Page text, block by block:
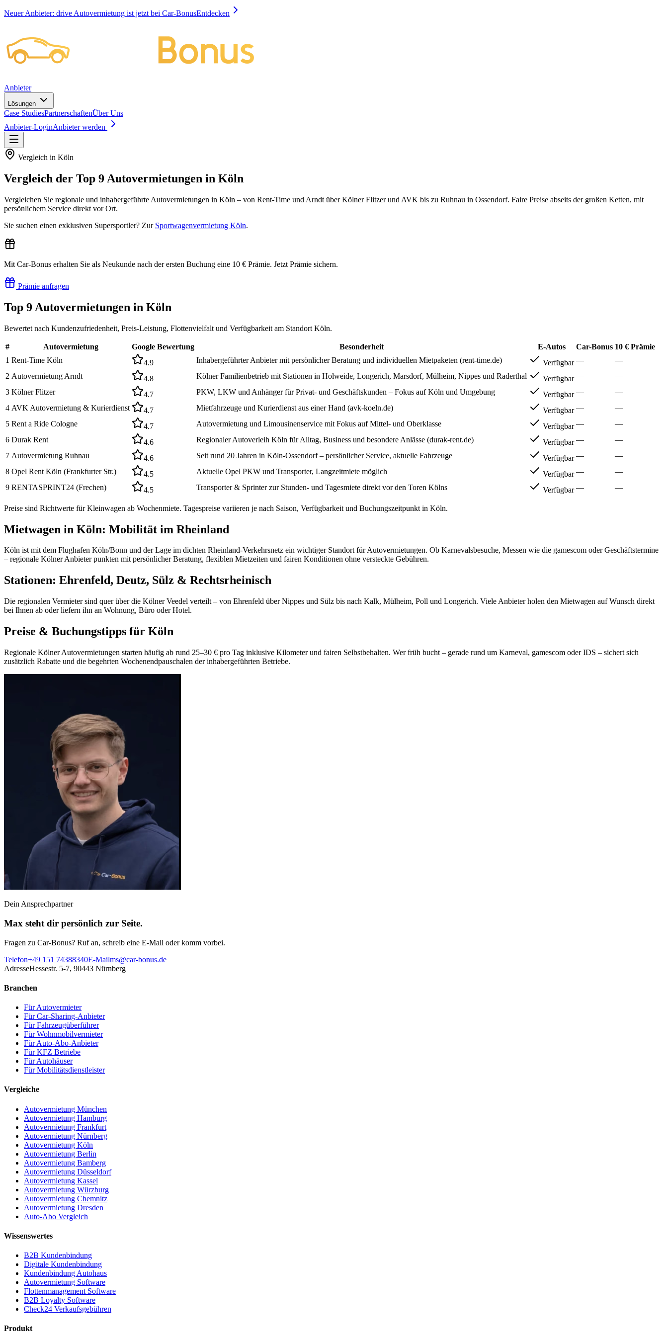
Neuer Anbieter: drive Autovermietung ist jetzt bei Car-BonusEntdecken
Anbieter
Lösungen
Case StudiesPartnerschaftenÜber Uns
Anbieter-LoginAnbieter werden
Vergleich in Köln
Vergleich der Top 9 Autovermietungen in Köln
Vergleichen Sie regionale und inhabergeführte Autovermietungen in Köln – von Rent-Time und Arndt über Kölner Flitzer und AVK bis zu Ruhnau in Ossendorf. Faire Preise abseits der großen Ketten, mit
persönlichem Service direkt vor Ort.
Sie suchen einen exklusiven Supersportler? Zur Sportwagenvermietung Köln.
Mit Car-Bonus erhalten Sie als Neukunde nach der ersten Buchung eine 10 € Prämie. Jetzt Prämie sichern.
Prämie anfragen
Top 9 Autovermietungen in Köln
Bewertet nach Kundenzufriedenheit, Preis-Leistung, Flottenvielfalt und Verfügbarkeit am Standort Köln.
# Autovermietung Google Bewertung Besonderheit E-Autos Car-Bonus 10 € Prämie
1 Rent-Time Köln 4.9 Inhabergeführter Anbieter mit persönlicher Beratung und individuellen Mietpaketen (rent-time.de) Verfügbar —
—
2 Autovermietung Arndt 4.8 Kölner Familienbetrieb mit Stationen in Holweide, Longerich, Marsdorf, Mülheim, Nippes und Raderthal Verfügbar —
—
3 Kölner Flitzer 4.7 PKW, LKW und Anhänger für Privat- und Geschäftskunden – Fokus auf Köln und Umgebung Verfügbar —
—
4 AVK Autovermietung & Kurierdienst 4.7 Mietfahrzeuge und Kurierdienst aus einer Hand (avk-koeln.de) Verfügbar —
—
5 Rent a Ride Cologne 4.7 Autovermietung und Limousinenservice mit Fokus auf Mittel- und Oberklasse Verfügbar —
—
6 Durak Rent 4.6 Regionaler Autoverleih Köln für Alltag, Business und besondere Anlässe (durak-rent.de) Verfügbar —
—
7 Autovermietung Ruhnau 4.6 Seit rund 20 Jahren in Köln-Ossendorf – persönlicher Service, aktuelle Fahrzeuge Verfügbar —
—
8 Opel Rent Köln (Frankfurter Str.) 4.5 Aktuelle Opel PKW und Transporter, Langzeitmiete möglich Verfügbar —
—
9 RENTASPRINT24 (Frechen) 4.5 Transporter & Sprinter zur Stunden- und Tagesmiete direkt vor den Toren Kölns Verfügbar — —
Preise sind Richtwerte für Kleinwagen ab Wochenmiete. Tagespreise variieren je nach Saison, Verfügbarkeit und Buchungszeitpunkt in Köln.
Mietwagen in Köln: Mobilität im Rheinland
Köln ist mit dem Flughafen Köln/Bonn und der Lage im dichten Rheinland-Verkehrsnetz ein wichtiger Standort für Autovermietungen. Ob Karnevalsbesuche, Messen wie die gamescom oder Geschäftstermine
– regionale Kölner Anbieter punkten mit persönlicher Beratung, flexiblen Mietzeiten und fairen Konditionen ohne versteckte Gebühren.
Stationen: Ehrenfeld, Deutz, Sülz & Rechtsrheinisch
Die regionalen Vermieter sind quer über die Kölner Veedel verteilt – von Ehrenfeld über Nippes und Sülz bis nach Kalk, Mülheim, Poll und Longerich. Viele Anbieter holen den Mietwagen auf Wunsch direkt
bei Ihnen ab oder liefern ihn an Wohnung, Büro oder Hotel.
Preise & Buchungstipps für Köln
Regionale Kölner Autovermietungen starten häufig ab rund 25–30 € pro Tag inklusive Kilometer und fairen Selbstbehalten. Wer früh bucht – gerade rund um Karneval, gamescom oder IDS – sichert sich
zusätzlich Rabatte und die begehrten Wochenendpauschalen der inhabergeführten Betriebe.
Dein Ansprechpartner
Max steht dir persönlich zur Seite.
Fragen zu Car-Bonus? Ruf an, schreib eine E-Mail oder komm vorbei.
Telefon+49 151 74388340E-Mailms@car-bonus.de
AdresseHessestr. 5-7, 90443 Nürnberg
Branchen
Für Autovermieter
Für Car-Sharing-Anbieter
Für Fahrzeugüberführer
Für Wohnmobilvermieter
Für Auto-Abo-Anbieter
Für KFZ Betriebe
Für Autohäuser
Für Mobilitätsdienstleister
Vergleiche
Autovermietung München
Autovermietung Hamburg
Autovermietung Frankfurt
Autovermietung Nürnberg
Autovermietung Köln
Autovermietung Berlin
Autovermietung Bamberg
Autovermietung Düsseldorf
Autovermietung Kassel
Autovermietung Würzburg
Autovermietung Chemnitz
Autovermietung Dresden
Auto-Abo Vergleich
Wissenswertes
B2B Kundenbindung
Digitale Kundenbindung
Kundenbindung Autohaus
Autovermietung Software
Flottenmanagement Software
B2B Loyalty Software
Check24 Verkaufsgebühren
Produkt